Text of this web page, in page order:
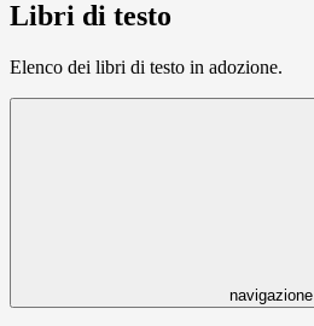
Libri di testo
Elenco dei libri di testo in adozione.
navigazione